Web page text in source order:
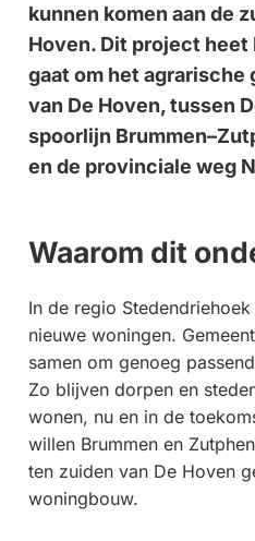
kunnen komen aan de
Hoven. Dit project heet
gaat om het agrarische
van De Hoven, tussen
spoorlijn
en de provinciale weg
Waarom dit
In de regio
nieuwe woningen.
samen om genoeg
Zo blijven dorpen en
wonen, nu en in de
willen Brummen en
ten zuiden van De Hoven
woningbouw.